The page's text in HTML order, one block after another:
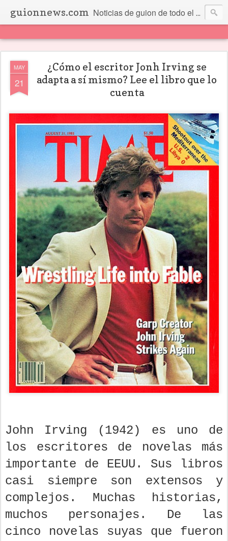
guionnews.com Noticias de guion de todo el mundo... Y más.
MAY
21
¿Cómo el escritor Jonh Irving se
adapta a sí mismo? Lee el libro que lo
cuenta
John Irving (1942) es uno de
los escritores de novelas más
importante de EEUU. Sus libros
casi siempre son extensos y
complejos. Muchas historias,
muchos personajes. De las
cinco novelas suyas que fueron